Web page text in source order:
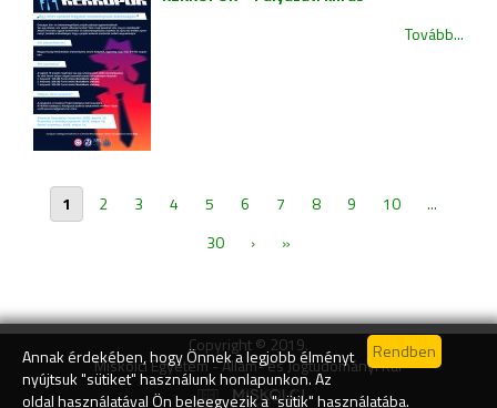
Annak érdekében, hogy Önnek a legjobb élményt
nyújtsuk "sütiket" használunk honlapunkon. Az
oldal használatával Ön beleegyezik a "sütik" használatába.
Tovább...
1 2 3 4 5 6 7 8 9 10
...
30
› »
Copyright © 2019.
Miskolci Egyetem - Állam- és Jogtudományi Kar